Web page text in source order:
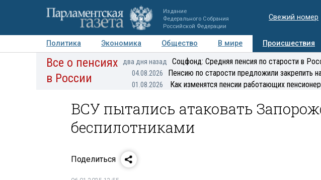
Издание
Федерального Собрания
Российской Федерации
Свежий номер
Политика Экономика Общество В мире Происшествия
Авторы Персоны Мнения Регионы Медиацентр
Все о пенсиях
в России
два дня назад Соцфонд: Средняя пенсия по старости в
04.08.2026 Пенсию по старости предложили закрепить
01.08.2026 Как изменятся пенсии работающих
ВСУ пытались атаковать
беспилотниками
Поделиться